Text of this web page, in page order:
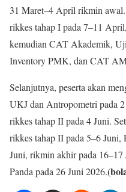
31 Maret–4 April rikmin
rikkes tahap I pada 7–11
kemudian CAT Akademik,
Inventory PMK, dan CAT
Selanjutnya, peserta akan
UKJ dan Antropometri pada
rikkes tahap II pada 4 Juni.
rikkes tahap II pada 5–6
Juni, rikmin akhir pada
Panda pada 26 Juni 2026.